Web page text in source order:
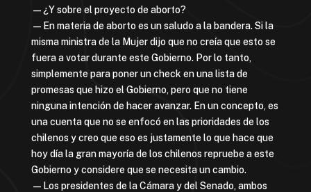
—¿Y sobre el proyecto de aborto?
—En materia de aborto es un saludo a la bandera. Si la
misma ministra de la Mujer dijo que no creía que esto se
fuera a votar durante este Gobierno. Por lo tanto,
simplemente para poner un check en una lista de
promesas que hizo el Gobierno, pero que no tiene
ninguna intención de hacer avanzar. En un concepto, es
una cuenta que no se enfocó en las prioridades de los
chilenos y creo que eso es justamente lo que hace que
hoy día la gran mayoría de los chilenos repruebe a este
Gobierno y considere que se necesita un cambio.
—Los presidentes de la Cámara y del Senado, ambos